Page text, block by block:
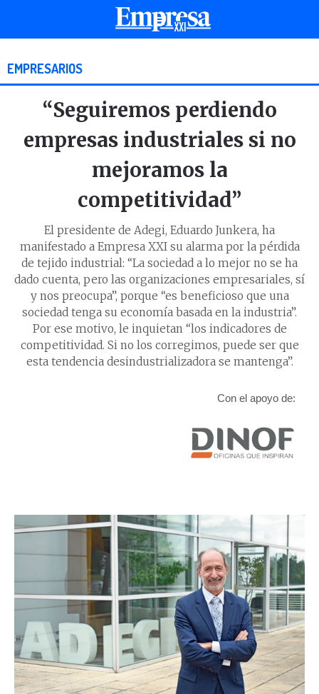
EMPRESARIOS
“Seguiremos perdiendo
empresas industriales si no
mejoramos la
competitividad”
El presidente de Adegi, Eduardo Junkera, ha
manifestado a Empresa XXI su alarma por la pérdida
de tejido industrial: “La sociedad a lo mejor no se ha
dado cuenta, pero las organizaciones empresariales, sí
y nos preocupa”, porque “es beneficioso que una
sociedad tenga su economía basada en la industria”.
Por ese motivo, le inquietan “los indicadores de
competitividad. Si no los corregimos, puede ser que
esta tendencia desindustrializadora se mantenga”.
Con el apoyo de: